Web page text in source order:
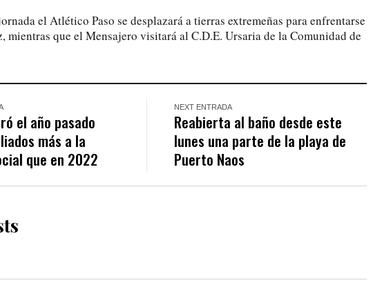
el Atlético Paso se desplazará a tierras extremeñas para enfrentarse
mientras que el Mensajero visitará al C.D.E. Ursaria de la Comunidad de
el año pasado
más a la
que en 2022
NEXT ENTRADA
Reabierta al baño desde este
lunes una parte de la playa de
Puerto Naos